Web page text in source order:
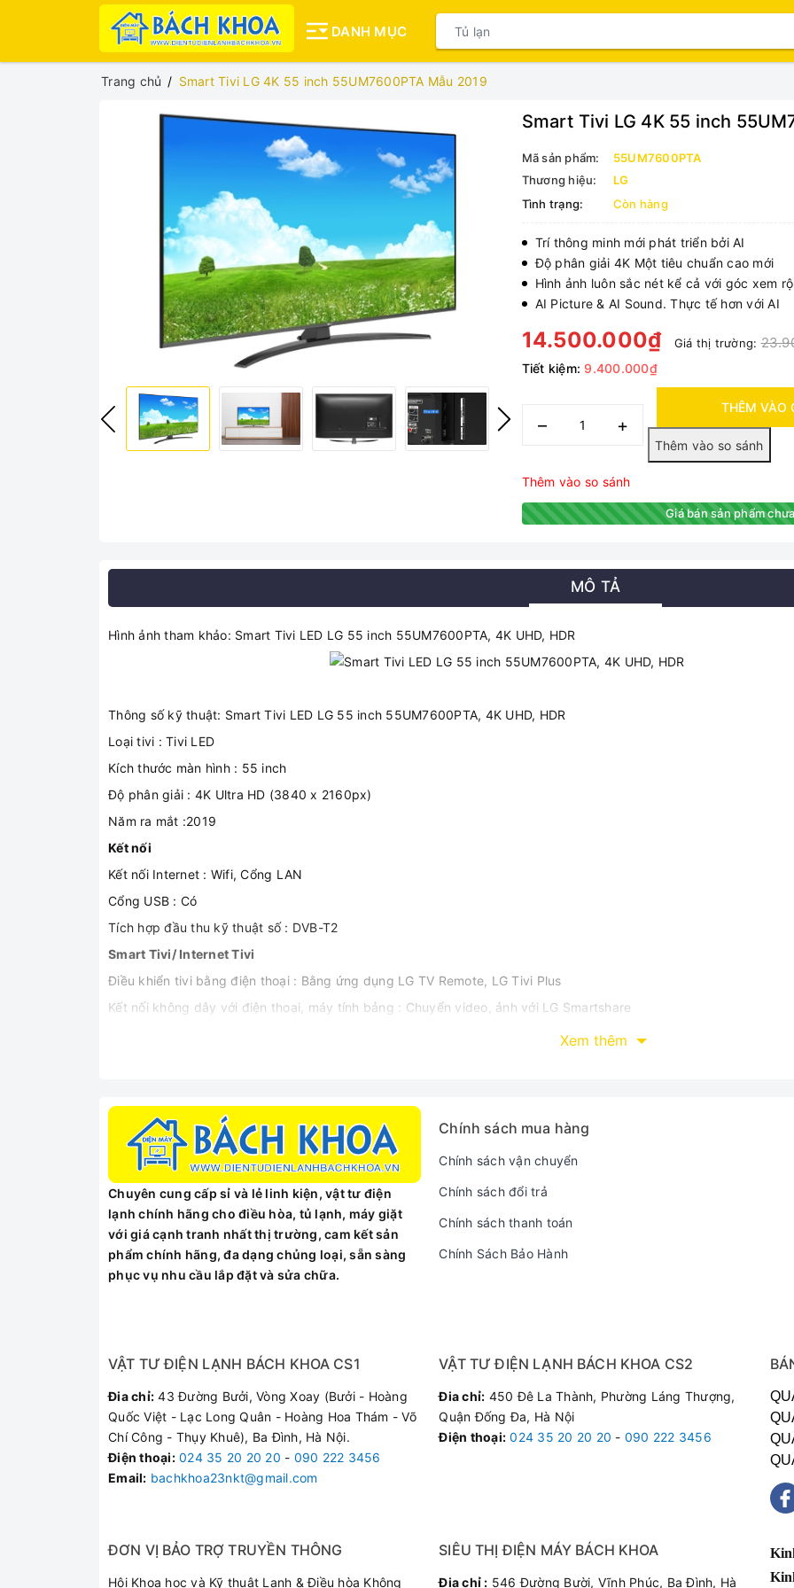
DANH MỤC
Trang chủ Smart Tivi LG 4K 55 inch 55UM7600PTA Mẫu 2019
Smart Tivi LG 4K 55 inch
Mã sản phẩm:
55UM7600PTA
Thương hiệu:
LG
Tình trạng:
Còn hàng
Trí thông minh mới phát triển bởi AI
Độ phân giải 4K Một tiêu chuẩn cao mới
Hình ảnh luôn sắc nét kể cả với góc xem
AI Picture & AI Sound. Thực tế hơn với AI
14.500.000₫ Giá thị trường:
Tiết kiệm: 9.400.000₫
– +
THÊM VÀO
Thêm vào so sánh
Giá bán sản phẩm
MÔ TẢ
Hình ảnh tham khảo: Smart Tivi LED LG 55 inch 55UM7600PTA, 4K UHD, HDR
Thông số kỹ thuật: Smart Tivi LED LG 55 inch 55UM7600PTA, 4K UHD, HDR
Loại tivi : Tivi LED
Kích thước màn hình : 55 inch
Độ phân giải : 4K Ultra HD (3840 x 2160px)
Năm ra mắt :2019
Kết nối
Kết nối Internet : Wifi, Cổng LAN
Cổng USB : Có
Tích hợp đầu thu kỹ thuật số : DVB-T2
Smart Tivi/ Internet Tivi
Điều khiển tivi bằng điện thoại : Bằng ứng dụng LG TV Remote, LG Tivi Plus
Kết nối không dây với điện thoại, máy tính bảng : Chuyển video, ảnh với LG Smartshare
Thông tin: Smart Tivi LED LG 55 inch 55UM7600PTA, 4K UHD, HDR
Thiết kế đơn giản, hiện đại
Smart Tivi LG 4K 55 inch 55UM7600PTA với thiết kế liền mạch đơn giản đi cùng chân đế hình bán nguyệt được
không gian nội thất nhà bạn.
Tivi LG với kích thước vừa phải có thể bố trí ở những không gian vừa và nhỏ như phòng khách, phòng ngủ,…
Độ phân giải 4K sắc nét gấp 4 lần độ phân giải Full HD
nhà.
Công nghệ True Color Accuracy với dải màu rộng phản ánh chính xác độ trung thực của màu sắc
Chip xử lý Quad Core tái tạo và hoàn thiện chất lượng hình ảnh
Công nghệ này áp dụng 4 bộ thuật toán của LG đem đến tốc độ xử lý vượt trội so với chip xử lý Dual Core (hai
Công nghệ 4K Upscaler nâng cấp chất lượng hình ảnh
Xem thêm
Chuyên cung cấp sỉ và lẻ linh kiện, vật tư điện
lạnh chính hãng cho điều hòa, tủ lạnh, máy giặt
với giá cạnh tranh nhất thị trường, cam kết sản
phẩm chính hãng, đa dạng chủng loại, sẵn sàng
phục vụ nhu cầu lắp đặt và sửa chữa.
Chính sách mua hàng
Chính sách vận chuyển
Chính sách đổi trả
Chính sách thanh toán
Chính Sách Bảo Hành
VẬT TƯ ĐIỆN LẠNH BÁCH KHOA CS1
Đia chỉ: 43 Đường Bưởi, Vòng Xoay (Bưởi - Hoàng
Quốc Việt - Lạc Long Quân - Hoàng Hoa Thám - Võ
Chí Công - Thụy Khuê), Ba Đình, Hà Nội.
Điện thoại: 024 35 20 20 20 - 090 222 3456
Email: bachkhoa23nkt@gmail.com
VẬT TƯ ĐIỆN LẠNH BÁCH KHOA CS2
Đia chỉ: 450 Đê La Thành, Phường Láng Thượng,
Quận Đống Đa, Hà Nội
Điện thoại: 024 35 20 20 20 - 090 222 3456
ĐƠN VỊ BẢO TRỢ TRUYỀN THÔNG
Hội Khoa học và Kỹ thuật Lạnh & Điều hòa Không
SIÊU THỊ ĐIỆN MÁY BÁCH KHOA
Đia chỉ : 546 Đường Bười, Vĩnh Phúc, Ba Đình, Hà